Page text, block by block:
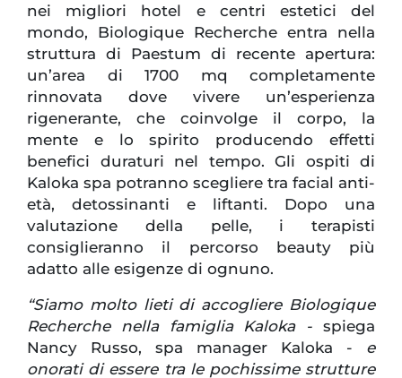
nei migliori hotel e centri estetici del
mondo, Biologique Recherche entra nella
struttura di Paestum di recente apertura:
un’area di 1700 mq completamente
rinnovata dove vivere un’esperienza
rigenerante, che coinvolge il corpo, la
mente e lo spirito producendo effetti
benefici duraturi nel tempo. Gli ospiti di
Kaloka spa potranno scegliere tra facial anti-
età, detossinanti e liftanti. Dopo una
valutazione della pelle, i terapisti
consiglieranno il percorso beauty più
adatto alle esigenze di ognuno.
“Siamo molto lieti di accogliere Biologique
Recherche nella famiglia Kaloka - spiega
Nancy Russo, spa manager Kaloka - e
onorati di essere tra le pochissime strutture